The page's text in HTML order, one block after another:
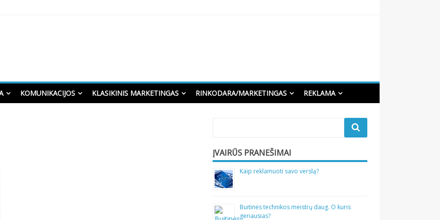
KOMUNIKACIJOS KLASIKINIS MARKETINGAS RINKODARA/MARKETINGAS REKLAMA
ĮVAIRŪS PRANEŠIMAI
Kaip reklamuoti savo verslą?
Buitinės technikos meistrų daug. O kuris
geriausias?